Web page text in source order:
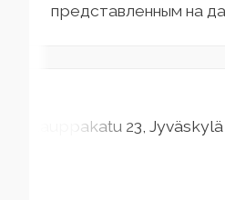
представленным на
Kauppakatu 23 Jyväskylä